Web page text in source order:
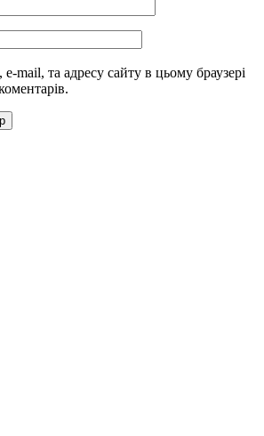
mail, та адресу сайту в цьому браузері